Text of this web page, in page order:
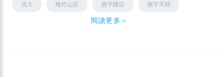
清大 梅竹山莊 惠宇建設 惠宇天晴
閱讀更多＞